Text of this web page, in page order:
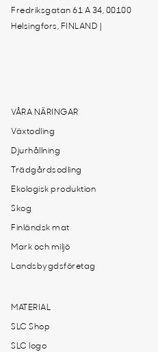
Fredriksgatan 61 A 34, 00100
Helsingfors, FINLAND |
VÅRA NÄRINGAR
Växtodling
Djurhållning
Trädgårdsodling
Ekologisk produktion
Skog
Finländsk mat
Mark och miljö
Landsbygdsföretag
MATERIAL
SLC Shop
SLC logo